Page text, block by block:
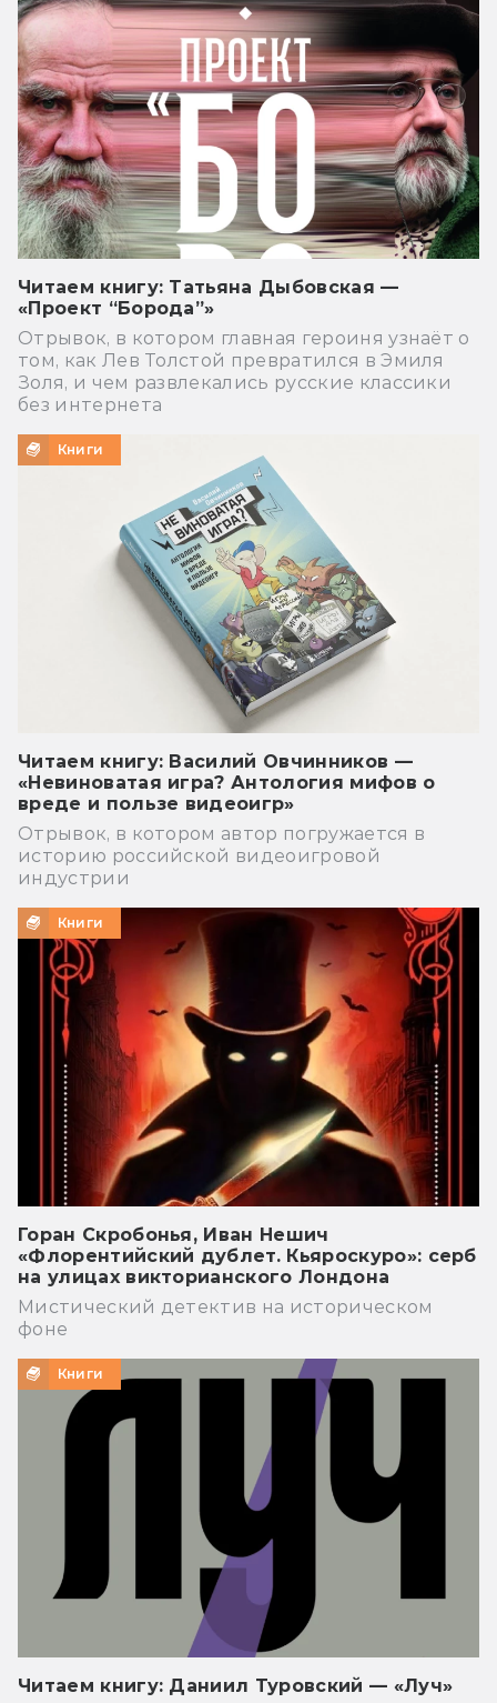
Читаем книгу: Татьяна Дыбовская —
«Проект “Борода”»
Отрывок, в котором главная героиня узнаёт о
том, как Лев Толстой превратился в Эмиля
Золя, и чем развлекались русские классики
без интернета
Книги
Читаем книгу: Василий Овчинников —
«Невиноватая игра? Антология мифов о
вреде и пользе видеоигр»
Отрывок, в котором автор погружается в
историю российской видеоигровой
индустрии
Книги
Горан Скробонья, Иван Нешич
«Флорентийский дублет. Кьяроскуро»: серб
на улицах викторианского Лондона
Мистический детектив на историческом
фоне
Книги
Читаем книгу: Даниил Туровский — «Луч»